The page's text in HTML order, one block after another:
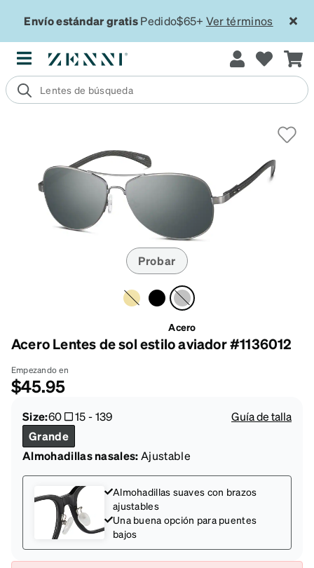
Envío estándar gratisPedido$65+ Ver términos
Probar
Acero
Acero Lentes de sol estilo aviador #1136012
Empezando en
$45.95
Size:60 15-139
Guía de talla
Grande
Almohadillas nasales:Ajustable
Almohadillas suaves con brazos
ajustables
Una buena opción para puentes
bajos